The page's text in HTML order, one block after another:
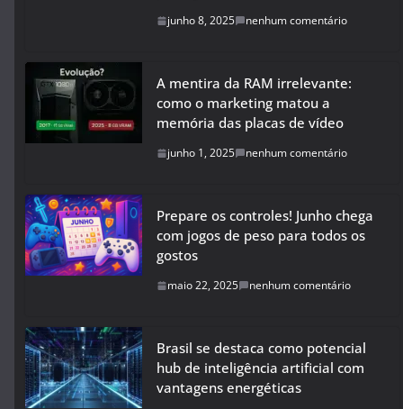
junho 8, 2025 nenhum comentário
A mentira da RAM irrelevante:
como o marketing matou a
memória das placas de vídeo
junho 1, 2025 nenhum comentário
Prepare os controles! Junho chega
com jogos de peso para todos os
gostos
maio 22, 2025 nenhum comentário
Brasil se destaca como potencial
hub de inteligência artificial com
vantagens energéticas